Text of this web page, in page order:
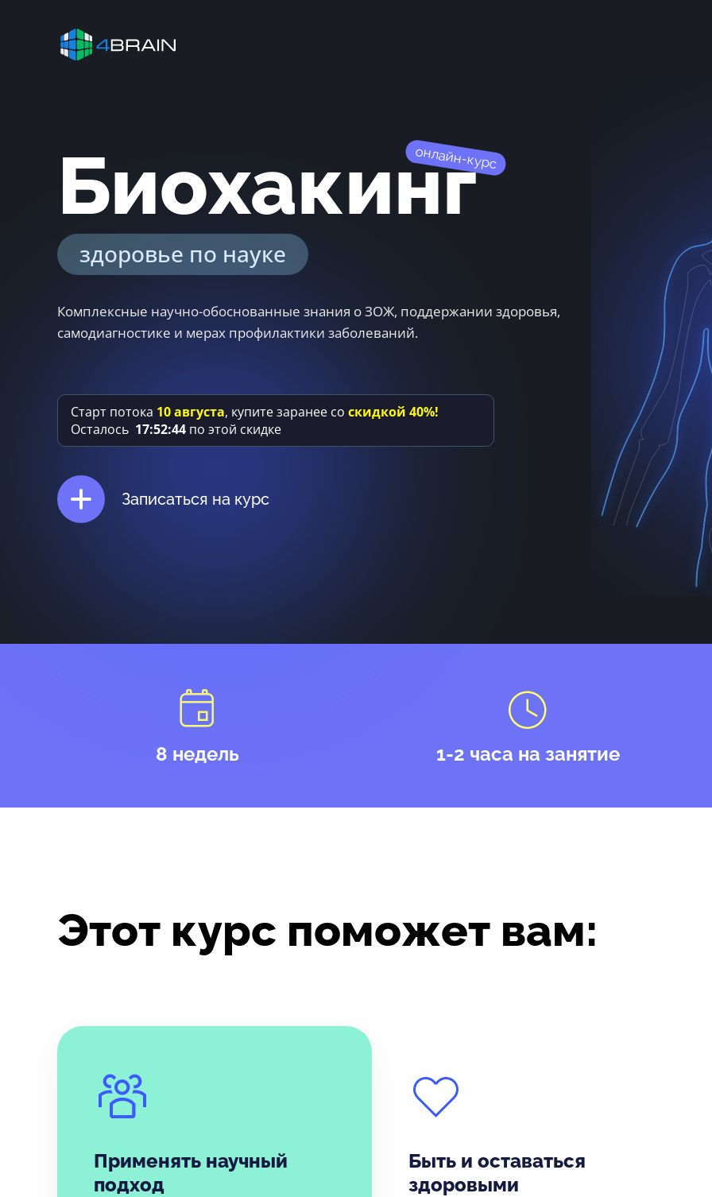
онлайн-курс
Биохакинг
здоровье по науке
Комплексные научно-обоснованные знания о ЗОЖ, поддержании здоровья,
самодиагностике и мерах профилактики заболеваний.
Старт потока 10 августа, купите заранее со скидкой 40%!
Осталось 17:52:42 по этой скидке
Записаться на курс
8 недель 1-2 часа на занятие
Этот курс поможет вам:
Применять научный
подход
Быть и оставаться
здоровыми